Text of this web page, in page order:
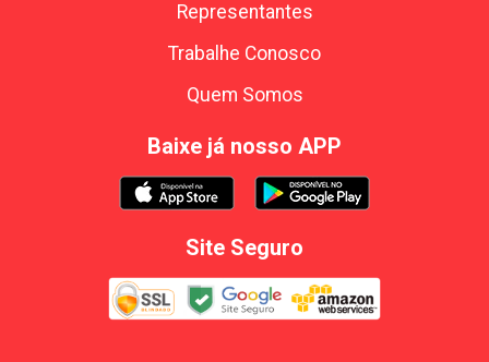
Representantes
Trabalhe Conosco
Quem Somos
Baixe já nosso APP
Site Seguro